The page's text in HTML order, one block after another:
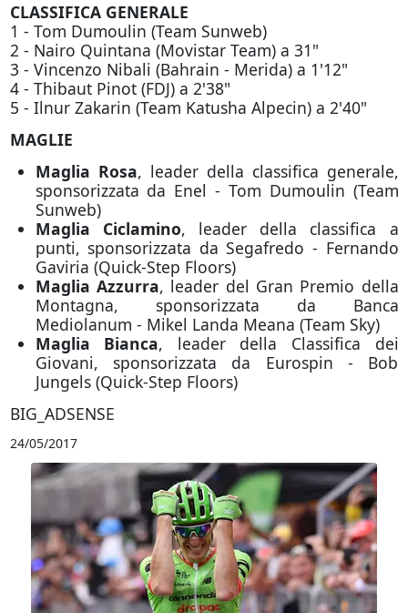
CLASSIFICA GENERALE
1 - Tom Dumoulin (Team Sunweb)
2 - Nairo Quintana (Movistar Team) a 31"
3 - Vincenzo Nibali (Bahrain - Merida) a 1'12"
4 - Thibaut Pinot (FDJ) a 2'38"
5 - Ilnur Zakarin (Team Katusha Alpecin) a 2'40"
MAGLIE
Maglia Rosa, leader della classifica generale,
sponsorizzata da Enel - Tom Dumoulin (Team
Sunweb)
Maglia Ciclamino, leader della classifica a
punti, sponsorizzata da Segafredo - Fernando
Gaviria (Quick-Step Floors)
Maglia Azzurra, leader del Gran Premio della
Montagna, sponsorizzata da Banca
Mediolanum - Mikel Landa Meana (Team Sky)
Maglia Bianca, leader della Classifica dei
Giovani, sponsorizzata da Eurospin - Bob
Jungels (Quick-Step Floors)
BIG_ADSENSE
24/05/2017